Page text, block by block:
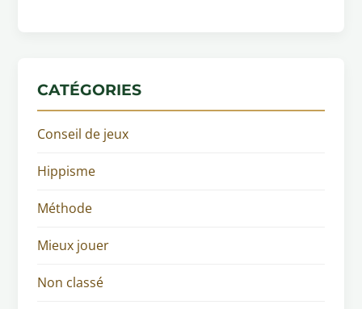
CATÉGORIES
Conseil de jeux
Hippisme
Méthode
Mieux jouer
Non classé